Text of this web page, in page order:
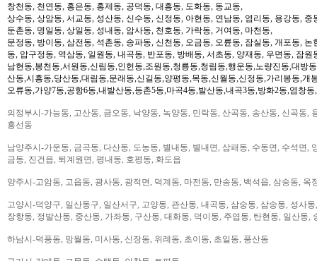
창천동, 천연동, 홍은동, 홍제동, 공덕동, 대흥동, 도화동, 동교동,
상수동, 상암동, 서교동, 성산동, 신수동, 신정동, 아현동, 연남동, 염리동, 용강동,
둔촌동, 명일동, 상일동, 성내동, 암사동, 천호동, 가락동, 거여동, 마천동,
문정동, 방이동, 삼전동, 석촌동, 송파동, 신천동, 오금동, 오륜동, 잠실동, 개포동,
동, 압구정동, 역삼동, 일원동, 내곡동, 반포동, 방배동, 서초동, 양재동, 우면동, 잠원
남현동,봉천동,서원동,신림동,인헌동,조원동,청룡동,청림동,행운동,노량진동,대방
산동,시흥동,당산동,대림동,문래동,신길동,양평동,목동,신월동,신정동,가리봉동,개
오류동,가양7동,공항6동,내발산동,등촌5동,마곡4동,발산동,내곡3동,방화2동,염창동
의정부시-가능동, 고산동, 금오동, 낙양동, 녹양동, 민락동, 산곡동, 송산동, 신곡동,
흥선동
남양주시-가운동, 금곡동, 다산동, 도농동, 별내동, 별내면, 삼패동, 수동면, 수석면,
금동, 진건읍, 퇴계원면, 평내동, 호평동, 화도읍
양주시-고암동, 고읍동, 광사동, 광적면, 덕계동, 마전동, 만송동, 백석읍, 삼숭동, 옥
고양시-덕양구, 일산동구, 일산서구, 고양동, 관산동, 내곡동, 삼숭동, 삼송동, 성사
장항동, 정발산동, 중산동, 가좌동, 구산동, 대화동, 덕이동, 주엽동, 탄현동, 일산동,
하남시-덕풍동, 망월동, 미사동, 신장동, 위례동, 초이동, 초일동, 풍산동